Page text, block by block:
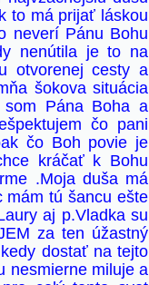
to má prijať láskou
neverí Pánu Bohu
nenútila je to na
otvorenej cesty a
šokova situácia
som Pána Boha a
čo pani
čo Boh povie je
kráčať k Bohu
.Moja duša má
mám tú šancu ešte
aj p.Vladka su
za ten úžastný
dostať na tejto
nesmierne miluje a